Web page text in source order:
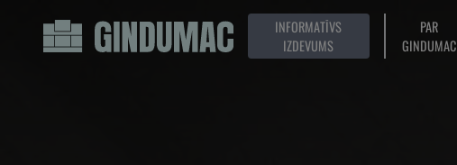
INFORMATĪVS
IZDEVUMS
PAR
GINDUMAC